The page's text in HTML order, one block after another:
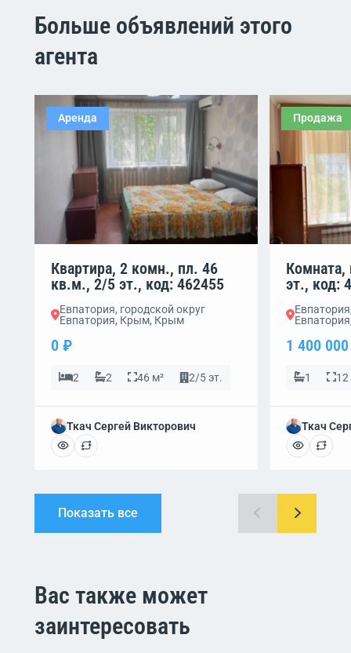
Больше объявлений этого
агента
Аренда
Квартира, 2 комн., пл. 46
кв.м., 2/5 эт., код: 462455
Евпатория, городской округ
Евпатория, Крым, Крым
0 ₽
2 2 46 м² 2/5 эт.
Ткач Сергей Викторович
Продажа
эт., код:
1 400
1 12
Ткач
Показать все
Вас также может
заинтересовать